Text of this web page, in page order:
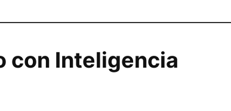
con Inteligencia